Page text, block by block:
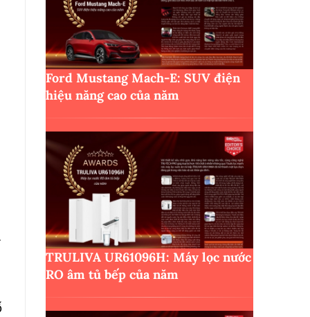
Ford Mustang Mach-E: SUV điện
hiệu năng cao của năm
TRULIVA UR61096H: Máy lọc nước
RO âm tủ bếp của năm